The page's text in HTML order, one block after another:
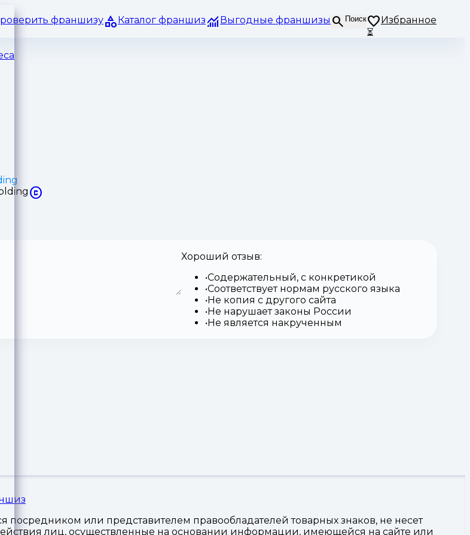
франшизу Каталог франшиз Выгодные франшизы Поиск
Избранное
⏳
Хороший отзыв:
Содержательный, с конкретикой
Соответствует нормам русского языка
Не копия с другого сайта
Не нарушает законы России
Не является накрученным
или представителем правообладателей товарных знаков, не несет
лиц, осуществленные на основании информации, имеющейся на сайте или